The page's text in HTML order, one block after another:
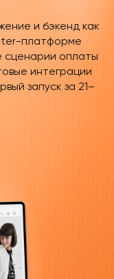
и бэкенд как
платформе
сценарии оплаты
интеграции
запуск за 21–